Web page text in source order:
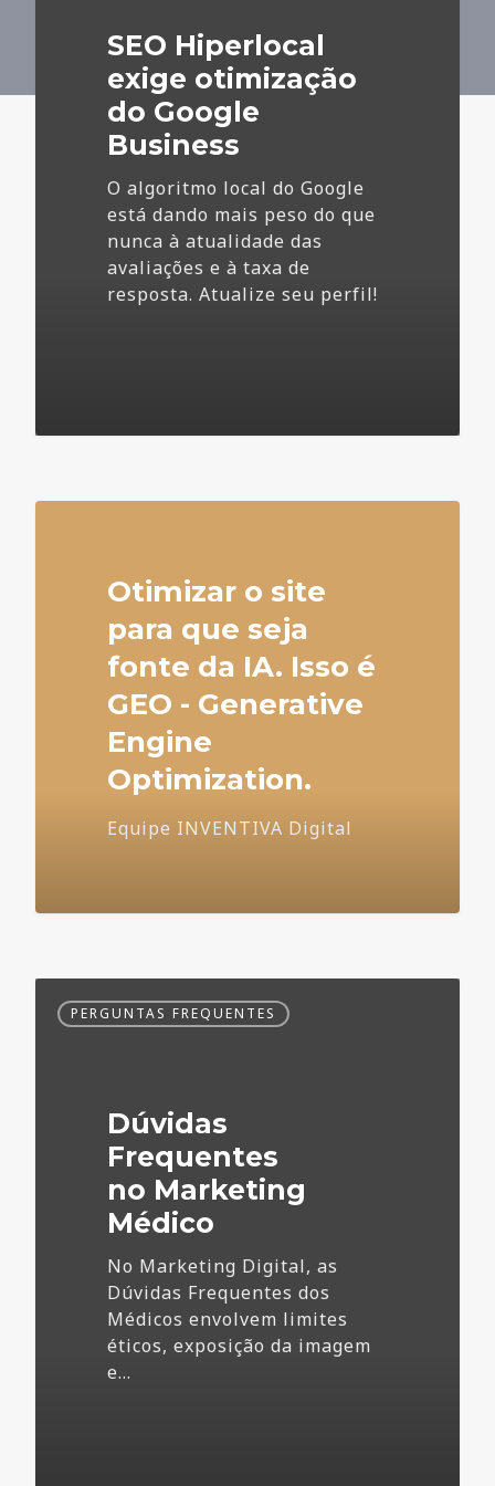
Business
SEO Hiperlocal
exige otimização
do Google
Business
O algoritmo local do Google
está dando mais peso do que
nunca à atualidade das
avaliações e à taxa de
resposta. Atualize seu perfil!
Otimizar o site
para que seja
fonte da IA. Isso é
GEO - Generative
Engine
Optimization.
Equipe INVENTIVA Digital
Frequentes
PERGUNTAS FREQUENTES
Dúvidas
Frequentes
no Marketing
Médico
No Marketing Digital, as
Dúvidas Frequentes dos
Médicos envolvem limites
éticos, exposição da imagem
e…